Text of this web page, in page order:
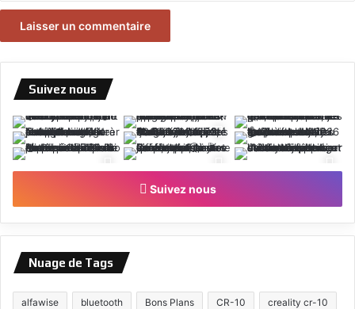
Suivez nous
Suivez nous
Nuage de Tags
alfawise bluetooth Bons Plans CR-10 creality cr-10